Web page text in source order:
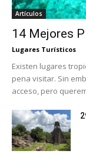
Artículos
14 Mejores
Lugares Turísticos
Existen lugares
pena visitar. Sin
acceso, pero